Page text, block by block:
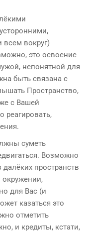
вокруг)
это освоение
непонятной для
быть связана с
Пространство,
с Вашей
реагировать,
суметь
Возможно
далёких пространств
окружении,
для Вас (и
казаться это
отметить
и кредиты, кстати,